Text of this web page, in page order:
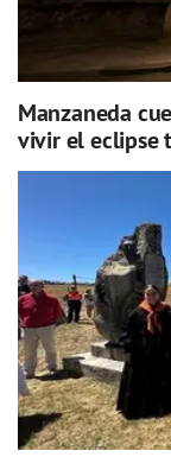
Manzaneda
vivir el eclipse